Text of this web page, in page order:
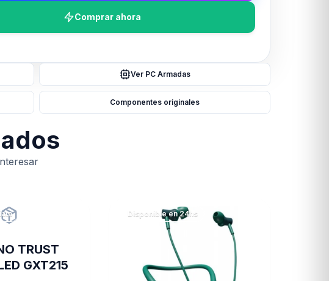
Comprar ahora
Ver PC Armadas
Componentes originales
TRUST
GXT215
Disponible en 24hs